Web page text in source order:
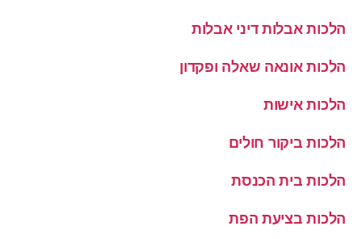
הלכות אבלות דיני אבלות
הלכות אונאה שאלה ופקדון
הלכות אישות
הלכות ביקור חולים
הלכות בית הכנסת
הלכות בציעת הפת